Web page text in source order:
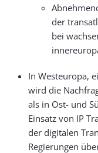
der
bei
In Westeuropa,
wird die
als in Ost- und
Einsatz von IP
der digitalen
Regierungen